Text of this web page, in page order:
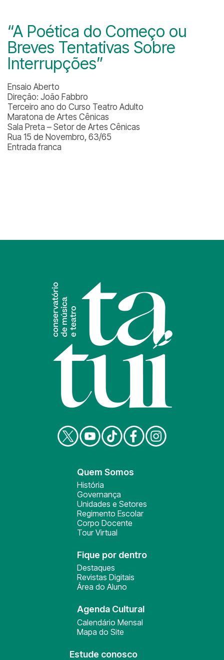
“A Poética do Começo ou
Breves Tentativas Sobre
Interrupções”
Ensaio Aberto
Direção: João Fabbro
Terceiro ano do Curso Teatro Adulto
Maratona de Artes Cênicas
Sala Preta – Setor de Artes Cênicas
Rua 15 de Novembro, 63/65
Entrada franca
Quem Somos
História
Governança
Unidades e Setores
Regimento Escolar
Corpo Docente
Tour Virtual
Fique por dentro
Destaques
Revistas Digitais
Área do Aluno
Agenda Cultural
Calendário Mensal
Mapa do Site
Estude conosco